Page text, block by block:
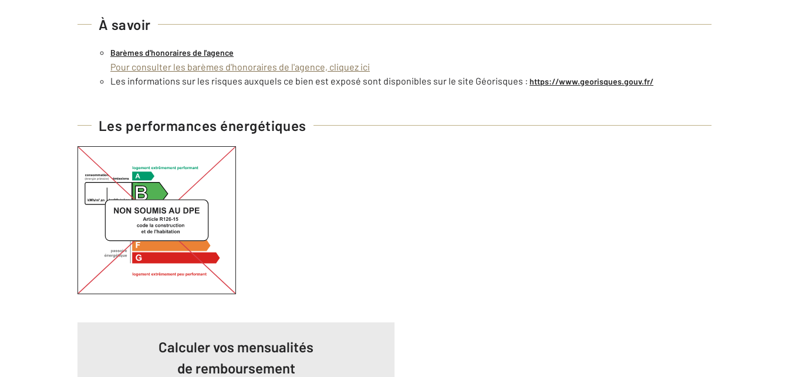
À savoir
Barèmes d'honoraires de l'agence
Pour consulter les barèmes d'honoraires de l'agence, cliquez ici
Les informations sur les risques auxquels ce bien est exposé sont disponibles sur le site Géorisques : https://www.georisques.gouv.fr/
Les performances énergétiques
Calculer vos mensualités
de remboursement